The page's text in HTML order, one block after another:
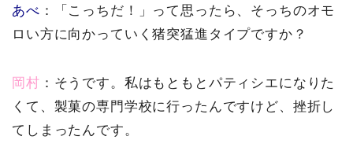
あべ ：「こっちだ！」って思ったら、そっちのオモ
ロい方に向かっていく猪突猛進タイプですか？
岡村 ：そうです。私はもともとパティシエになりた
くて、製菓の専門学校に行ったんですけど、挫折し
てしまったんです。